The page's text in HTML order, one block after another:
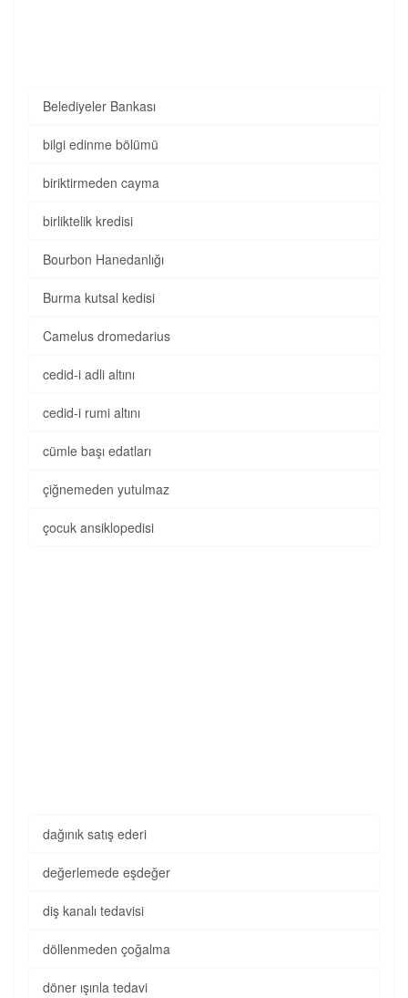
Belediyeler Bankası
bilgi edinme bölümü
biriktirmeden cayma
birliktelik kredisi
Bourbon Hanedanlığı
Burma kutsal kedisi
Camelus dromedarius
cedid-i adli altını
cedid-i rumi altını
cümle başı edatları
çiğnemeden yutulmaz
çocuk ansiklopedisi
dağınık satış ederi
değerlemede eşdeğer
diş kanalı tedavisi
döllenmeden çoğalma
döner ışınla tedavi